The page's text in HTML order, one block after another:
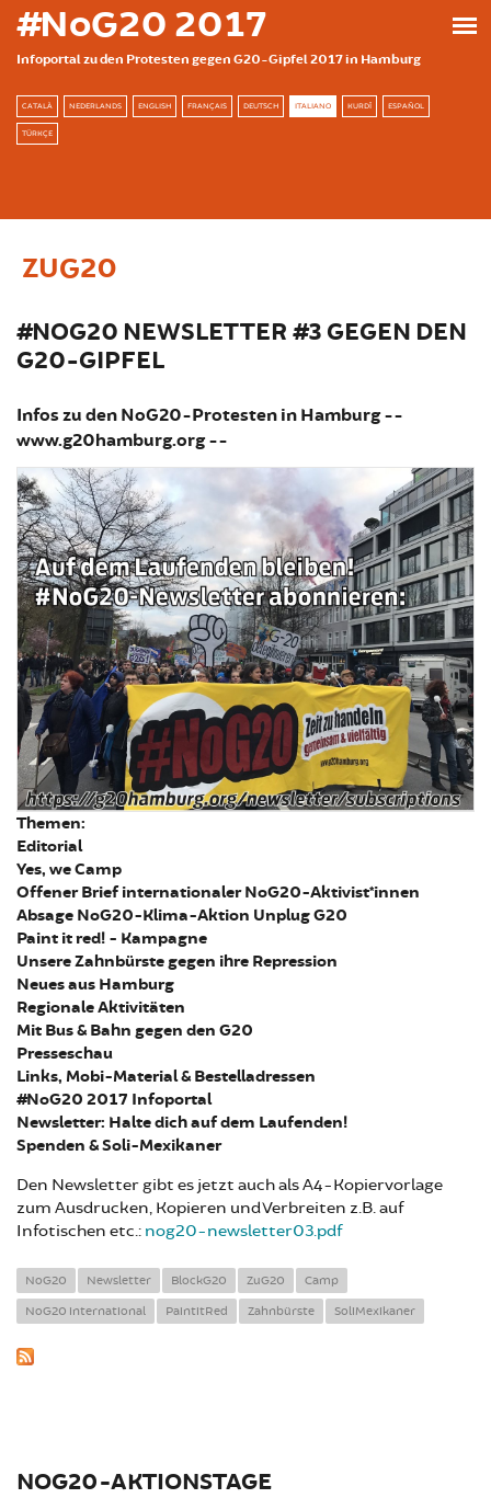
Skip to main content
#NoG20 2017
Infoportal zu den Protesten gegen G20-Gipfel 2017 in Hamburg
CATALÀ NEDERLANDS ENGLISH FRANÇAIS DEUTSCH ITALIANO KURDÎ ESPAÑOL
TÜRKÇE
ZUG20
#NOG20 NEWSLETTER #3 GEGEN DEN
G20-GIPFEL
Infos zu den NoG20-Protesten in Hamburg --
www.g20hamburg.org --
Themen:
Editorial
Yes, we Camp
Offener Brief internationaler NoG20-Aktivist*innen
Absage NoG20-Klima-Aktion Unplug G20
Paint it red! - Kampagne
Unsere Zahnbürste gegen ihre Repression
Neues aus Hamburg
Regionale Aktivitäten
Mit Bus & Bahn gegen den G20
Presseschau
Links, Mobi-Material & Bestelladressen
#NoG20 2017 Infoportal
Newsletter: Halte dich auf dem Laufenden!
Spenden & Soli-Mexikaner
Den Newsletter gibt es jetzt auch als A4-Kopiervorlage
zum Ausdrucken, Kopieren und Verbreiten z.B. auf
Infotischen etc.: nog20-newsletter03.pdf
NoG20 Newsletter BlockG20 ZuG20 Camp
NoG20 international PaintitRed Zahnbürste SoliMexikaner
NOG20-AKTIONSTAGE